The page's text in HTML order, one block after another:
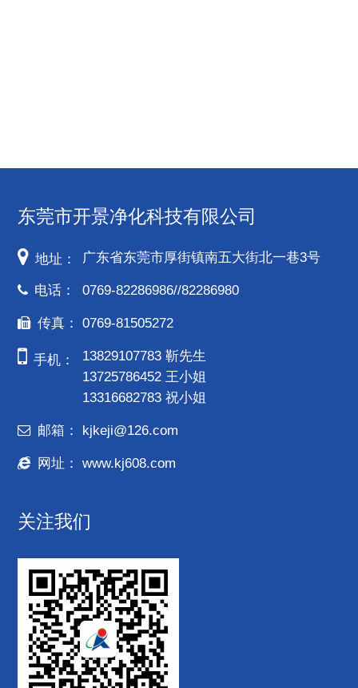
东莞市开景净化科技有限公司
地址： 广东省东莞市厚街镇南五大街北一巷3号
电话： 0769-82286986//82286980
传真： 0769-81505272
手机：
13829107783 靳先生
13725786452 王小姐
13316682783 祝小姐
邮箱： kjkeji@126.com
网址： www.kj608.com
关注我们